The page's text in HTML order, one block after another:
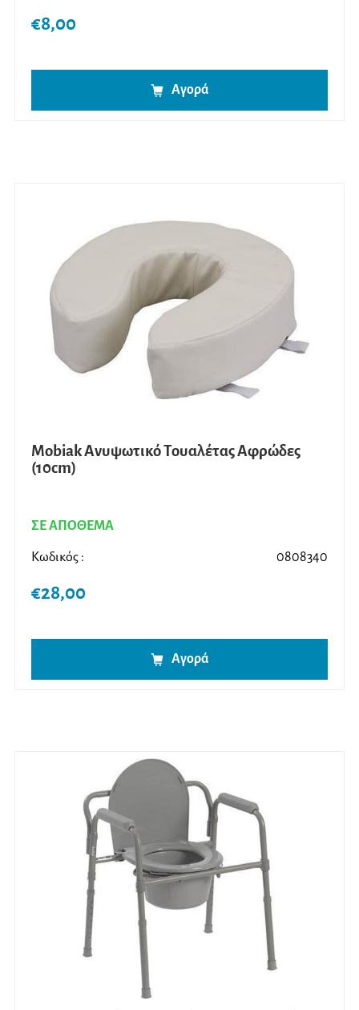
€8,00
Αγορά
Mobiak Ανυψωτικό Τουαλέτας Αφρώδες
(10cm)
ΣΕ ΑΠΟΘΕΜΑ
Κωδικός : 0808340
€28,00
Αγορά